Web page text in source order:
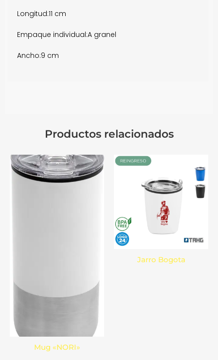
Longitud:11 cm
Empaque individual:A granel
Ancho:9 cm
Productos relacionados
Mug «NORI»
Jarro Bogota